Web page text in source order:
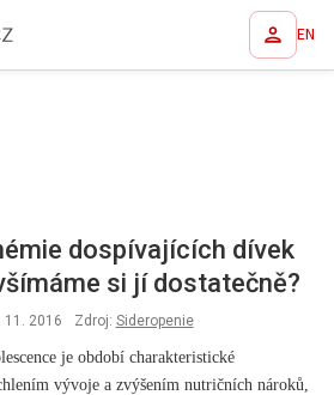
EN
dospívajících dívek
si jí dostatečně?
11. 2016 Zdroj: Sideropenie
je období charakteristické
vývoje a zvýšením nutričních nároků,